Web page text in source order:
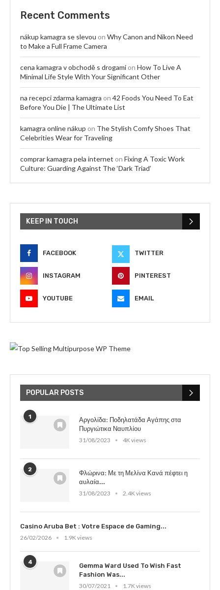
Recent Comments
nákup kamagra se slevou on Why Canon and Nikon Need
to Make a Full Frame Camera
cena kamagra v obchodě s drogami on How To Live A
Minimal Life Style With Your Significant Other
na recepci zdarma kamagra on 42 Foods You Need To Eat
Before You Die | The Ultimate List
kamagra online nákup on The Stylish Comfy Shoes That
Celebrities Wear for Traveling
comprar kamagra pela internet on Fixing A Toxic Work
Culture: Guarding Against The ‘Dark Triad’
KEEP IN TOUCH
FACEBOOK TWITTER
INSTAGRAM PINTEREST
YOUTUBE EMAIL
POPULAR POSTS
1
Αργολίδα: Ποδηλατάδα Αγάπης στα
Πυργιώτικα Ναυπλίου
31/08/2023
4K views
2
Φλώρινα: Με τη Μελίνα Κανά πέφτει η
αυλαία...
31/08/2023
2.4K views
Casino Aruba Bet : Votre Espace de Gaming...
26/02/2026
1.9K views
4
Gemma Ward Used To Wish Fast
Fashion Was...
30/07/2021
1.7K views